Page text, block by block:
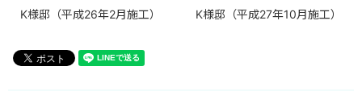
K様邸（平成26年2月施工） K様邸（平成27年10月施工）